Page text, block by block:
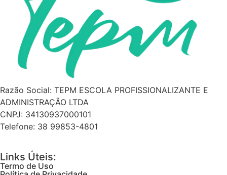
Razão Social: TEPM ESCOLA PROFISSIONALIZANTE E
ADMINISTRAÇÃO LTDA
CNPJ: 34130937000101
Telefone: 38 99853-4801
Links Úteis:
Termo de Uso